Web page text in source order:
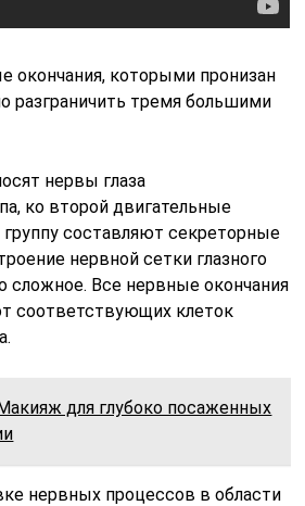
окончания, которыми пронизан
разграничить тремя большими
нервы глаза
ко второй двигательные
составляют секреторные
нервной сетки глазного
сложное. Все нервные окончания
соответствующих клеток
для глубоко посаженных
нервных процессов в области